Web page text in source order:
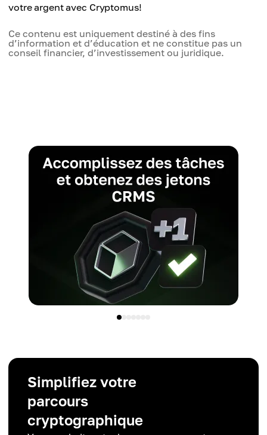
votre argent avec Cryptomus!
Ce contenu est uniquement destiné à des fins
d’information et d’éducation et ne constitue pas un
conseil financier, d’investissement ou juridique.
Simplifiez votre
parcours
cryptographique